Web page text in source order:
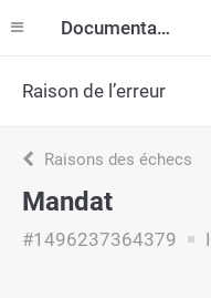
Documentation
Raison de l’erreur
Raisons des échecs
Mandat
#1496237364379